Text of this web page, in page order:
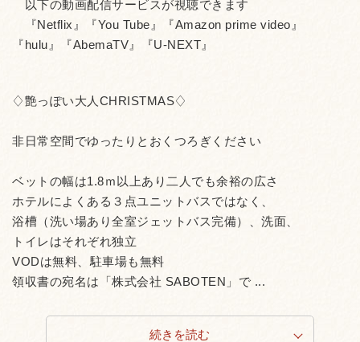
以下の動画配信サービスが視聴できます
『Netflix』『You Tube』『Amazon prime video』
『hulu』『AbemaTV』『U-NEXT』
♢艶っぽい大人CHRISTMAS♢
非日常空間でゆったりとおくつろぎください
ベットの幅は1.8ｍ以上あり二人でも余裕の広さ
ホテルによくある３点ユニットバスではなく、
浴槽（洗い場あり全室ジェットバス完備）、洗面、
トイレはそれぞれ独立
VODは無料、駐車場も無料
領収書の宛名は「株式会社 SABOTEN」で ...
続きを読む